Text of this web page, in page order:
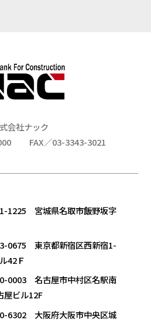
会社ナック
FAX／03-3343-3021
1225 宮城県名取市飯野坂字
0675 東京都新宿区西新宿1-
42Ｆ
0003 名古屋市中村区名駅南
ビル12F
6302 大阪府大阪市中央区城